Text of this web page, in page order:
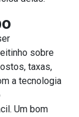
sobre
taxas,
a tecnologia
Um bom